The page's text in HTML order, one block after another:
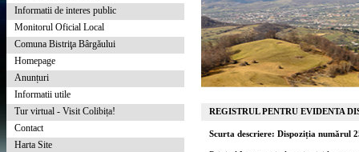
Informatii de interes public
Monitorul Oficial Local
Comuna Bistriţa Bârgăului
Homepage
Anunțuri
Informatii utile
Tur virtual - Visit Colibița!
Contact
Harta Site
REGISTRUL PENTRU EVIDENTA
Scurta descriere: Dispoziția numărul